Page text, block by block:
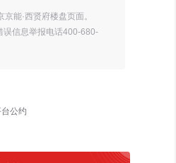
能·西贤府楼盘页面。
误信息举报电话400-680-
公约